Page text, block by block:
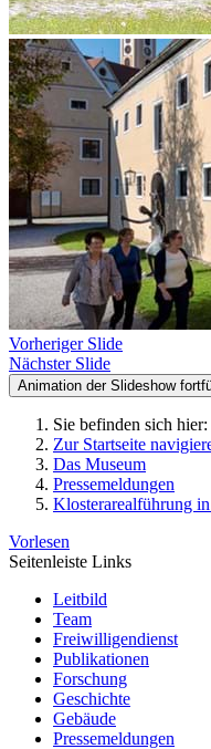
Vorheriger Slide
Nächster Slide
Animation der Slideshow
Sie befinden sich hier:
Zur Startseite
Das Museum
Pressemeldungen
Klosterarealführung
Vorlesen
Seitenleiste Links
Leitbild
Team
Freiwilligendienst
Publikationen
Forschung
Geschichte
Gebäude
Pressemeldungen